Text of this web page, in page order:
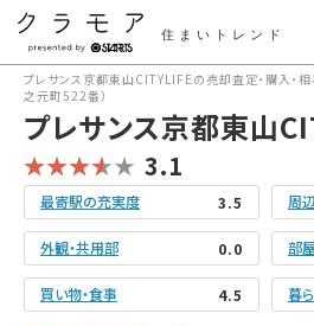
住まいトレンド
プレサンス京都東山CITYLIFEの売却査定・購入・
之元町522番）
プレサンス京都東山
3.1
最寄駅の充実度 3.5 周
外観・共用部 0.0 部
買い物・食事 4.5 暮